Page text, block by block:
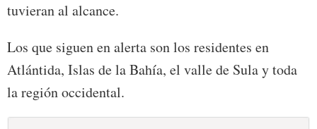
tuvieran al alcance.
Los que siguen en alerta son los residentes en
Atlántida, Islas de la Bahía, el valle de Sula y toda
la región occidental.